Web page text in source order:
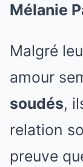
Mélanie
Malgré
amour
soudés,
relation
preuve